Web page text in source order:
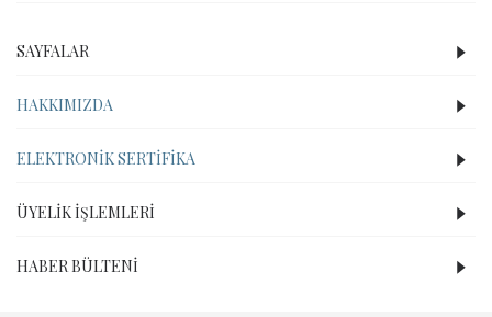
SAYFALAR
HAKKIMIZDA
ELEKTRONIK SERTIFIKA
ÜYELIK İŞLEMLERI
HABER BÜLTENI